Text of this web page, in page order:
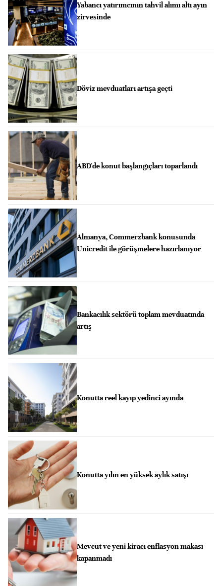
Yabancı yatırımcının tahvil alımı altı ayın
zirvesinde
Döviz mevduatları artışa geçti
ABD'de konut başlangıçları toparlandı
Almanya, Commerzbank konusunda
Unicredit ile görüşmelere hazırlanıyor
Bankacılık sektörü toplam mevduatında
artış
Konutta reel kayıp yedinci ayında
Konutta yılın en yüksek aylık satışı
Mevcut ve yeni kiracı enflasyon makası
kapanmadı